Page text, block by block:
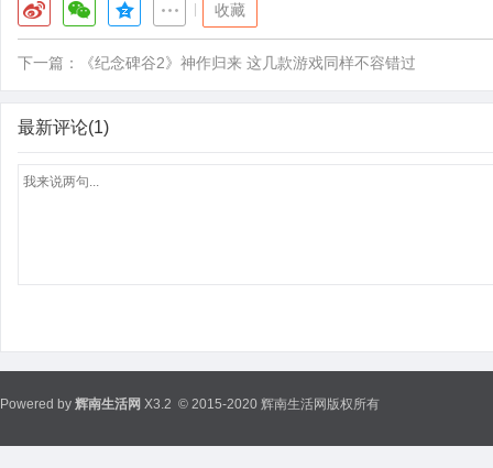
收藏
下一篇： 《纪念碑谷2》神作归来 这几款游戏同样不容错过
最新评论(1)
Powered by 辉南生活网 X3.2 © 2015-2020 辉南生活网版权所有